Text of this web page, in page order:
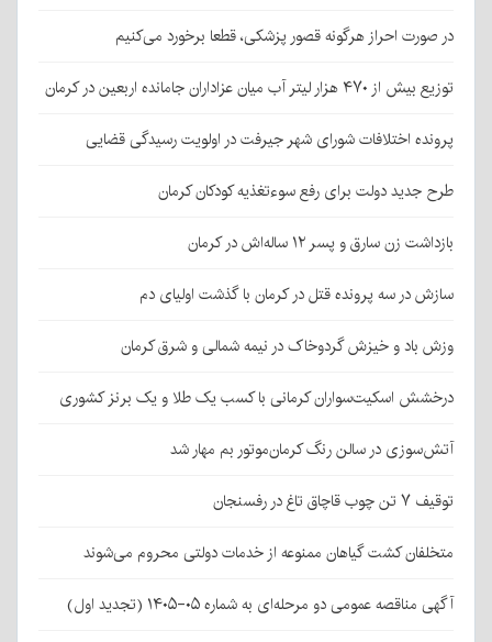
در صورت احراز هرگونه قصور پزشکی، قطعا برخورد می‌کنیم
توزیع بیش از ۴۷۰ هزار لیتر آب میان عزاداران جامانده اربعین در کرمان
پرونده اختلافات شورای شهر جیرفت در اولویت رسیدگی قضایی
طرح جدید دولت برای رفع سوءتغذیه کودکان کرمان
بازداشت زن سارق و پسر ۱۲ ساله‌اش در کرمان
سازش در سه پرونده قتل در کرمان با گذشت اولیای دم
وزش باد و خیزش گردوخاک در نیمه شمالی و شرق کرمان
درخشش اسکیت‌سواران کرمانی با کسب یک طلا و یک برنز کشوری
آتش‌سوزی در سالن رنگ کرمان‌موتور بم مهار شد
توقیف ۷ تن چوب قاچاق تاغ در رفسنجان
متخلفان کشت گیاهان ممنوعه از خدمات دولتی محروم می‌شوند
آگهی مناقصه عمومی دو مرحله‌ای به شماره ۰۵-۱۴۰۵ (تجدید اول)